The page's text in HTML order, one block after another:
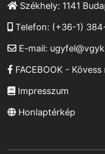
Székhely: 1141
Telefon: (+36-1)
E-mail:
FACEBOOK -
Impresszum
Honlaptérkép